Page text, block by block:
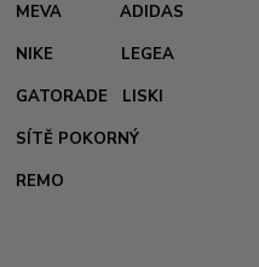
MEVA
ADIDAS
NIKE
LEGEA
GATORADE
LISKI
SÍTĚ POKORNÝ
REMO